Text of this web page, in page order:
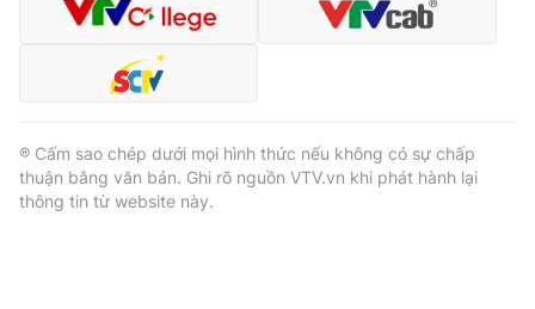
® Cấm sao chép dưới mọi hình thức nếu không có sự chấp
thuận bằng văn bản. Ghi rõ nguồn VTV.vn khi phát hành lại
thông tin từ website này.